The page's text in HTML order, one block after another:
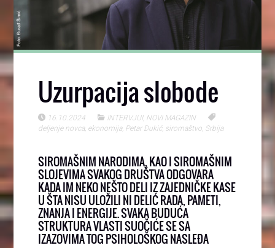
Uzurpacija slobode
16.10.2024 INTERVJUI, NOVI MAGAZIN
deljenje novca, ekonomija, Petar Đukić, siromaštvo, Srbija
SIROMAŠNIM NARODIMA, KAO I SIROMAŠNIM
SLOJEVIMA SVAKOG DRUŠTVA ODGOVARA
KADA IM NEKO NEŠTO DELI IZ ZAJEDNIČKE KASE
U ŠTA NISU ULOŽILI NI DELIĆ RADA, PAMETI,
ZNANJA I ENERGIJE. SVAKA BUDUĆA
STRUKTURA VLASTI SUOČIĆE SE SA
IZAZOVIMA TOG PSIHOLOŠKOG NASLEĐA